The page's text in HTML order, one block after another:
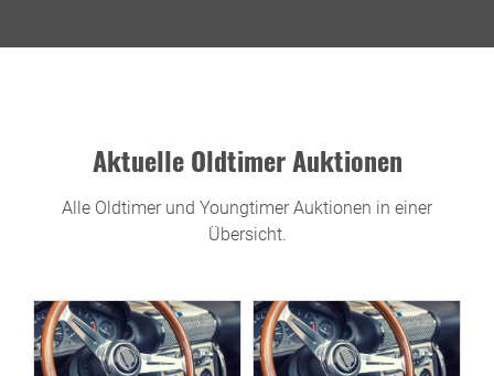
Aktuelle Oldtimer Auktionen
Alle Oldtimer und Youngtimer Auktionen in einer
Übersicht.